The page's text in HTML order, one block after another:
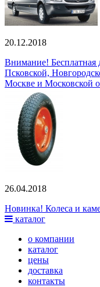
20.12.2018
Внимание! Бесплатная
Псковской,
Москве и Московской
26.04.2018
Новинка! Колеса и
каталог
о компании
каталог
цены
доставка
контакты